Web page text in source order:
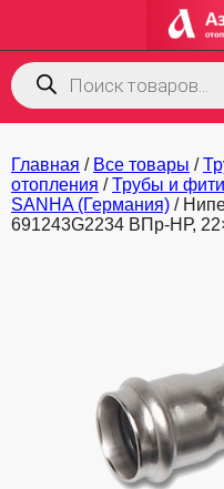
Поиск
товаров
Главная / Все товары /
отопления /Трубы и
SANHA (Германия) /
691243G2234 ВПр-НР,